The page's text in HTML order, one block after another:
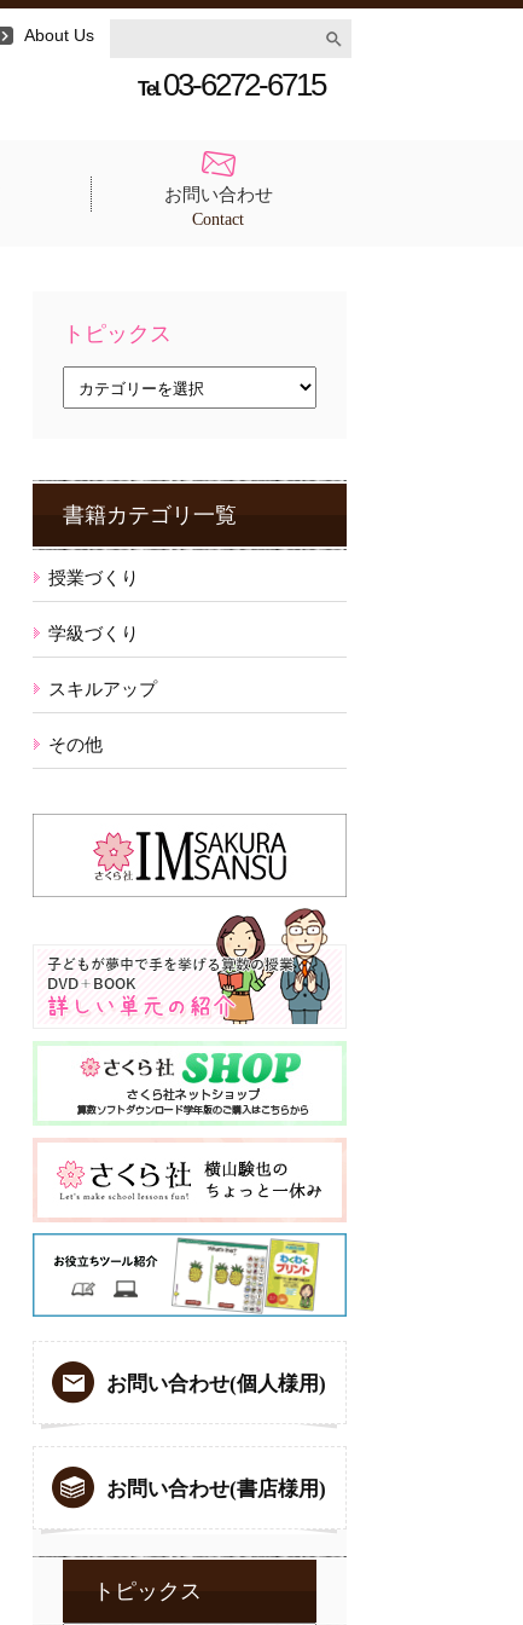
About Us
Tel. 03-6272-6715
お問い合わせ
Contact
トピックス
ス
書籍カテゴリ一覧
授業づくり
学級づくり
スキルアップ
その他
お問い合わせ(個人様用)
お問い合わせ(書店様用)
トピックス